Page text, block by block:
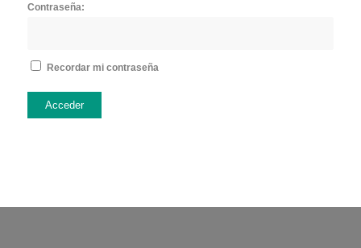
Contraseña:
Recordar mi contraseña
Acceder